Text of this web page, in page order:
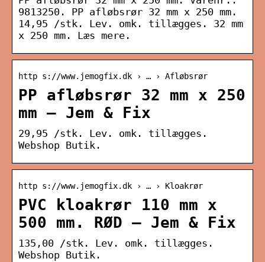
9813250. PP afløbsrør 32 mm x 250 mm.
14,95 /stk. Lev. omk. tillægges. 32 mm
x 250 mm. Læs mere.
http s://www.jemogfix.dk › … › Afløbsrør
PP afløbsrør 32 mm x 250
mm – Jem & Fix
29,95 /stk. Lev. omk. tillægges.
Webshop Butik.
http s://www.jemogfix.dk › … › Kloakrør
PVC kloakrør 110 mm x
500 mm. RØD – Jem & Fix
135,00 /stk. Lev. omk. tillægges.
Webshop Butik.